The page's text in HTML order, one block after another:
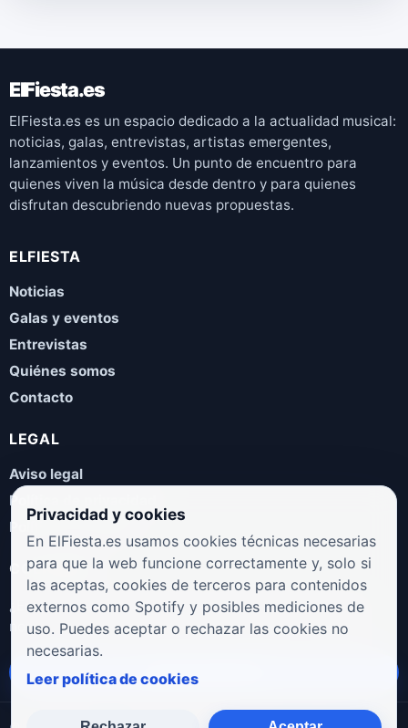
ElFiesta.es
ElFiesta.es es un espacio dedicado a la actualidad musical:
noticias, galas, entrevistas, artistas emergentes,
lanzamientos y eventos. Un punto de encuentro para
quienes viven la música desde dentro y para quienes
disfrutan descubriendo nuevas propuestas.
ELFIESTA
Noticias
Galas y eventos
Entrevistas
Quiénes somos
Contacto
LEGAL
Aviso legal
Política de privacidad
Política de cookies
COLABORA
¿Eres artista, manager, sello o promotor? Envíanos tus
novedades, galas, entrevistas o propuestas musicales.
Enviar propuesta
Privacidad y cookies
En ElFiesta.es usamos cookies técnicas necesarias
para que la web funcione correctamente y, solo si
las aceptas, cookies de terceros para contenidos
externos como Spotify y posibles mediciones de
uso. Puedes aceptar o rechazar las cookies no
necesarias.
Leer política de cookies